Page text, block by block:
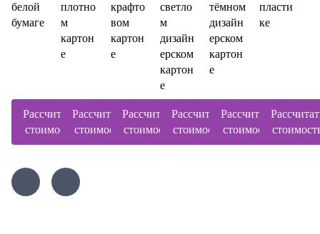
белой
бумаге
Рассчитать
стоимость
плотно
м
картон
е
Рассчитать
стоимость
крафто
вом
картон
е
Рассчитать
стоимость
светло
м
дизайн
ерском
картон
е
Рассчитать
стоимость
тёмном
дизайн
ерском
картон
е
Рассчитать
стоимость
пласти
ке